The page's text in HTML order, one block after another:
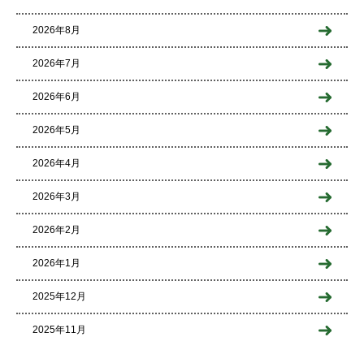
2026年8月
2026年7月
2026年6月
2026年5月
2026年4月
2026年3月
2026年2月
2026年1月
2025年12月
2025年11月